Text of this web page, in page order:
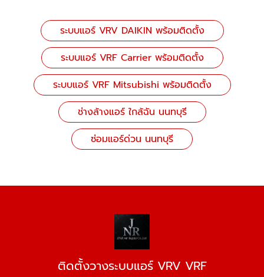
ระบบแอร์ VRV DAIKIN พร้อมติดตั้ง
ระบบแอร์ VRF Carrier พร้อมติดตั้ง
ระบบแอร์ VRF Mitsubishi พร้อมติดตั้ง
ช่างล้างแอร์ ใกล้ฉัน นนทบุรี
ซ่อมแอร์ด่วน นนทบุรี
ติดตั้งวางระบบแอร์ VRV VRF